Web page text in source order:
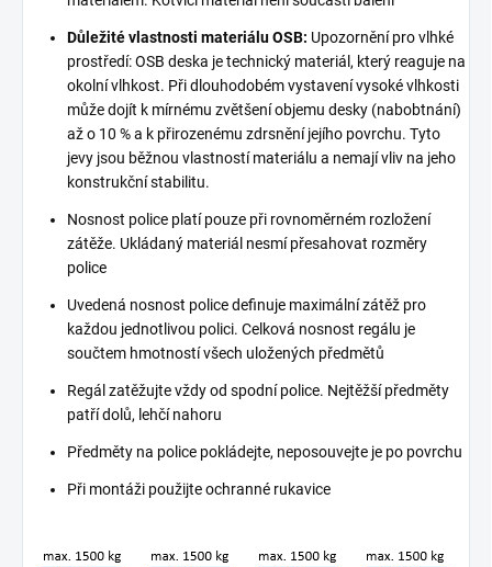
Důležité vlastnosti materiálu OSB: Upozornění pro vlhké
prostředí: OSB deska je technický materiál, který reaguje na
okolní vlhkost. Při dlouhodobém vystavení vysoké vlhkosti
může dojít k mírnému zvětšení objemu desky (nabobtnání)
až o 10 % a k přirozenému zdrsnění jejího povrchu. Tyto
jevy jsou běžnou vlastností materiálu a nemají vliv na jeho
konstrukční stabilitu.
Nosnost police platí pouze při rovnoměrném rozložení
zátěže. Ukládaný materiál nesmí přesahovat rozměry
police
Uvedená nosnost police definuje maximální zátěž pro
každou jednotlivou polici. Celková nosnost regálu je
součtem hmotností všech uložených předmětů
Regál zatěžujte vždy od spodní police. Nejtěžší předměty
patří dolů, lehčí nahoru
Předměty na police pokládejte, neposouvejte je po povrchu
Při montáži použijte ochranné rukavice